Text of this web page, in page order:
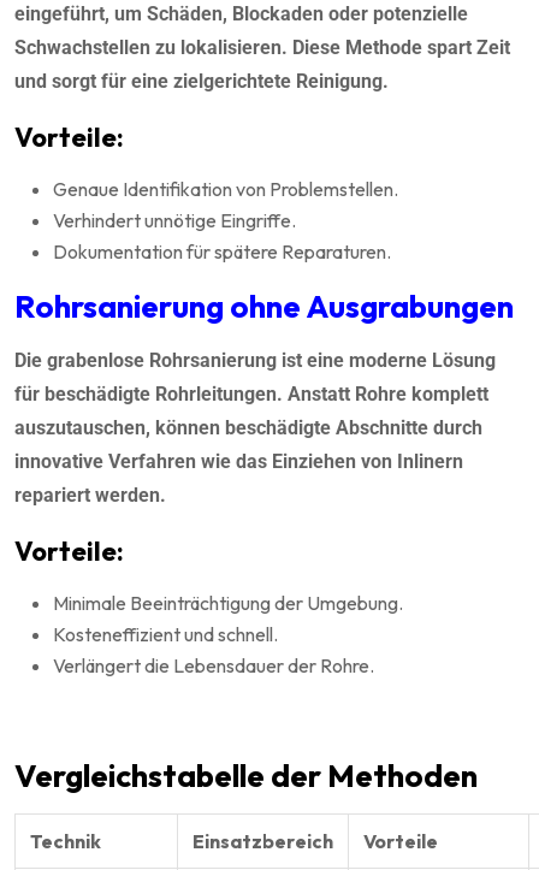
eingeführt, um Schäden, Blockaden oder potenzielle
Schwachstellen zu lokalisieren. Diese Methode spart Zeit
und sorgt für eine zielgerichtete Reinigung.
Vorteile:
Genaue Identifikation von Problemstellen.
Verhindert unnötige Eingriffe.
Dokumentation für spätere Reparaturen.
Rohrsanierung ohne Ausgrabungen
Die grabenlose Rohrsanierung ist eine moderne Lösung
für beschädigte Rohrleitungen. Anstatt Rohre komplett
auszutauschen, können beschädigte Abschnitte durch
innovative Verfahren wie das Einziehen von Inlinern
repariert werden.
Vorteile:
Minimale Beeinträchtigung der Umgebung.
Kosteneffizient und schnell.
Verlängert die Lebensdauer der Rohre.
Vergleichstabelle der Methoden
Technik Einsatzbereich Vorteile